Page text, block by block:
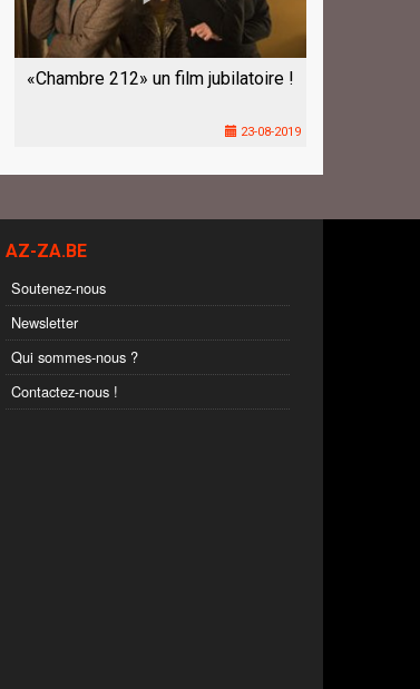
«Chambre 212» un film jubilatoire !
23-08-2019
AZ-ZA.BE
Soutenez-nous
Newsletter
Qui sommes-nous ?
Contactez-nous !